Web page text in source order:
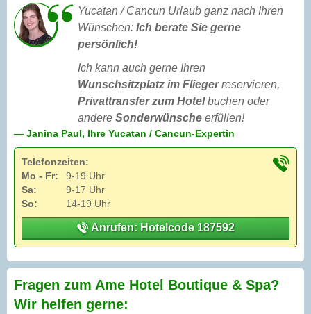
Yucatan / Cancun Urlaub ganz nach Ihren
Wünschen: Ich berate Sie gerne
persönlich!
Ich kann auch gerne Ihren
Wunschsitzplatz im Fliegerreservieren,
Privattransfer zum Hotelbuchen oder
andere Sonderwünsche erfüllen!
— Janina Paul, Ihre Yucatan / Cancun-Expertin
Telefonzeiten:
Mo - Fr:
9-19 Uhr
Sa:
9-17 Uhr
So:
14-19 Uhr
Anrufen: Hotelcode 187592
Fragen zum Ame Hotel Boutique & Spa?
Wir helfen gerne: